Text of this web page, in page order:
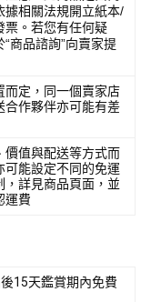
據相關法規開立紙本/
票。若您有任何疑
商品諮詢”向賣家提
而定，同一個賣家店
合作夥伴亦可能有差
價值與配送等方式而
可能設定不同的免運
，詳見商品頁面，並
運費
15天鑑賞期內免費